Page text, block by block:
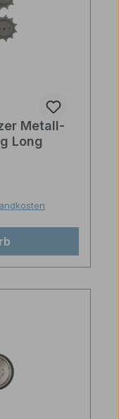
Metall-
Long